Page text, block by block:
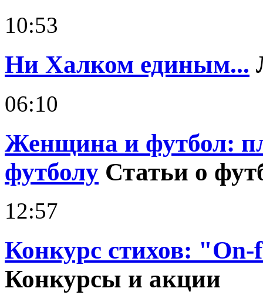
10:53
Ни Халком единым...
06:10
Женщина и футбол:
футболу Статьи о
12:57
Конкурс стихов:
Конкурсы и акции